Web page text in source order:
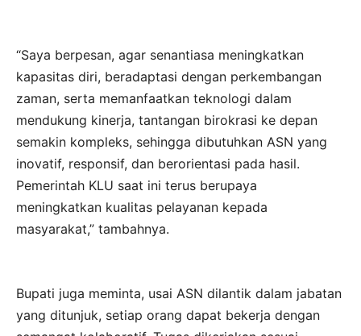
“Saya berpesan, agar senantiasa meningkatkan
kapasitas diri, beradaptasi dengan perkembangan
zaman, serta memanfaatkan teknologi dalam
mendukung kinerja, tantangan birokrasi ke depan
semakin kompleks, sehingga dibutuhkan ASN yang
inovatif, responsif, dan berorientasi pada hasil.
Pemerintah KLU saat ini terus berupaya
meningkatkan kualitas pelayanan kepada
masyarakat,” tambahnya.
Bupati juga meminta, usai ASN dilantik dalam jabatan
yang ditunjuk, setiap orang dapat bekerja dengan